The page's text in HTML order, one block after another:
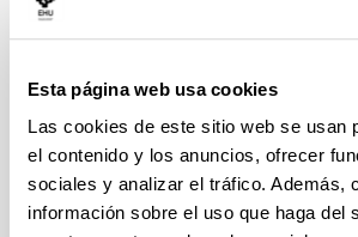
Esta página web usa cookies
Las cookies de este sitio web se usan
el contenido y los anuncios, ofrecer
sociales y analizar el tráfico. Además,
información sobre el uso que haga del
interesado debe solicitar a la
aprobación para formalizar un
Colaboración con Entidades
previsto en los procedimientos
publicados por la DOKe y sus
modelos de convenio. Para ello,
interesado debe proporcionara la